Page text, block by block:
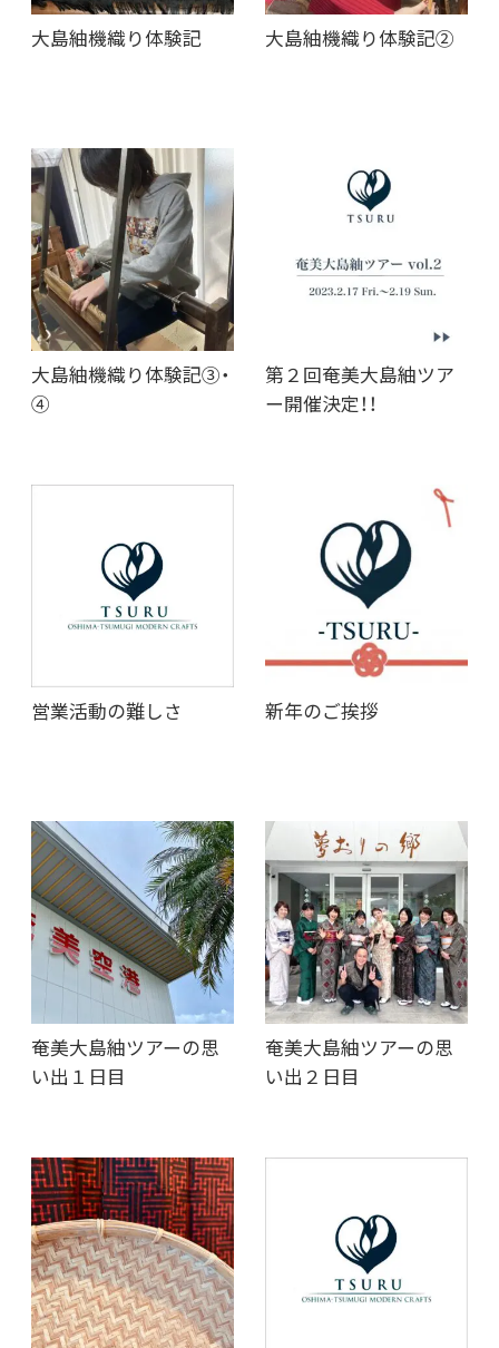
大島紬機織り体験記 大島紬機織り体験記②
大島紬機織り体験記③・
④
第２回奄美大島紬ツア
ー開催決定！！
営業活動の難しさ 新年のご挨拶
奄美大島紬ツアーの思
い出１日目
奄美大島紬ツアーの思
い出２日目